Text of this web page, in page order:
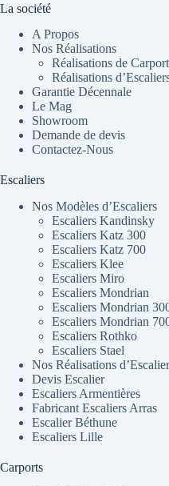
La société
A Propos
Nos Réalisations
Réalisations de
Réalisations
Garantie Décennale
Le Mag
Showroom
Demande de devis
Contactez-Nous
Escaliers
Nos Modèles d’Escaliers
Escaliers Kandinsky
Escaliers Katz 300
Escaliers Katz 700
Escaliers Klee
Escaliers Miro
Escaliers Mondrian
Escaliers Mondrian
Escaliers Mondrian
Escaliers Rothko
Escaliers Stael
Nos Réalisations
Devis Escalier
Escaliers Armentières
Fabricant Escaliers Arras
Escalier Béthune
Escaliers Lille
Carports